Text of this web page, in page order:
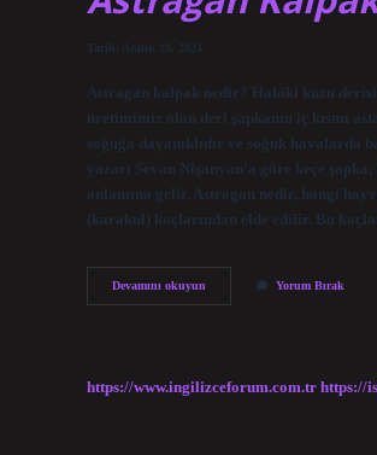
Tarih: Aralık 19, 2024
Astragan kalpak nedir? Hakiki kuzu
üretimimiz olan deri şapkanın iç kısmı
soğuğa dayanıklıdır ve soğuk havalarda
yazarı Sevan Nişanyan’a göre keçe
anlamına gelir. Astragan nedir, hangi
(karakul) koçlarından elde edilir. Bu
Devamını okuyun
Kalpak
Yorum Bırak
https://www.ingilizceforum.com.tr https://